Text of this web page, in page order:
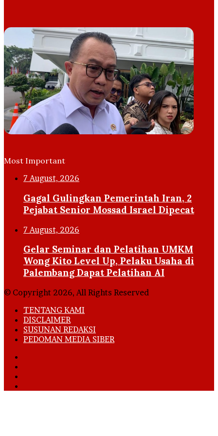
Most Important
7 August, 2026
Gagal Gulingkan Pemerintah Iran, 2
Pejabat Senior Mossad Israel Dipecat
7 August, 2026
Gelar Seminar dan Pelatihan UMKM
Wong Kito Level Up, Pelaku Usaha di
Palembang Dapat Pelatihan AI
© Copyright 2026, All Rights Reserved
TENTANG KAMI
DISCLAIMER
SUSUNAN REDAKSI
PEDOMAN MEDIA SIBER